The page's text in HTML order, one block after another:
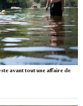
avant tout une affaire de